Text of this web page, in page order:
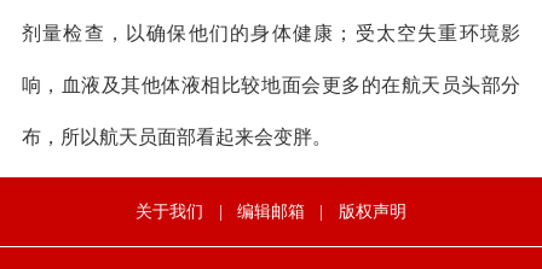
剂量检查，以确保他们的身体健康；受太空失重环境影
响，血液及其他体液相比较地面会更多的在航天员头部分
布，所以航天员面部看起来会变胖。
关于我们 | 编辑邮箱 | 版权声明